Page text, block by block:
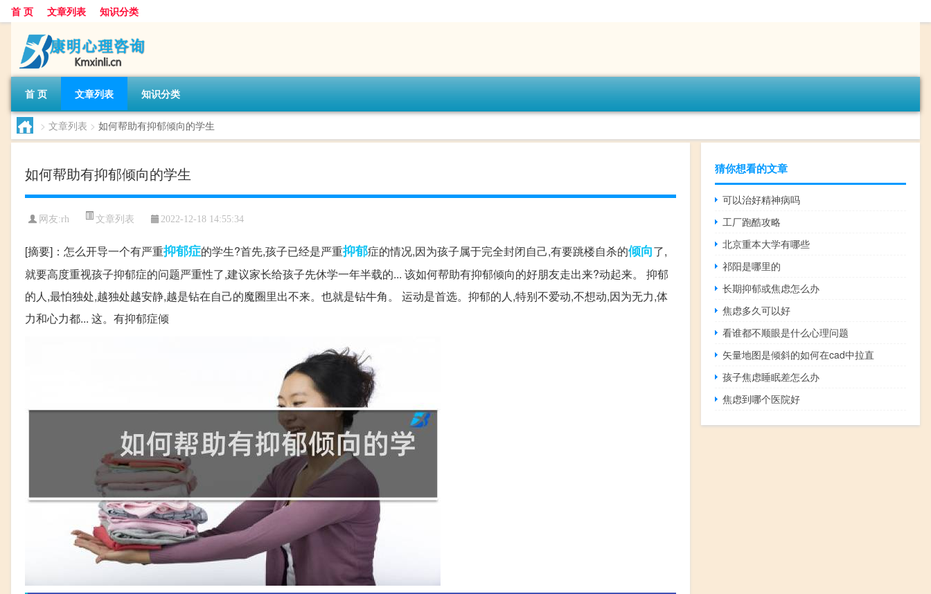
首 页 文章列表 知识分类
首 页 文章列表 知识分类
> 文章列表 > 如何帮助有抑郁倾向的学生
如何帮助有抑郁倾向的学生
网友:rh 文章列表 2022-12-18 14:55:34
[摘要]：怎么开导一个有严重抑郁症的学生?首先,孩子已经是严重抑郁症的情况,因为孩子属于完全封闭自己,有要跳楼自杀的倾向了,
就要高度重视孩子抑郁症的问题严重性了,建议家长给孩子先休学一年半载的... 该如何帮助有抑郁倾向的好朋友走出来?动起来。 抑郁
的人,最怕独处,越独处越安静,越是钻在自己的魔圈里出不来。也就是钻牛角。 运动是首选。抑郁的人,特别不爱动,不想动,因为无力,体
力和心力都... 这。有抑郁症倾
猜你想看的文章
可以治好精神病吗
工厂跑酷攻略
北京重本大学有哪些
祁阳是哪里的
长期抑郁或焦虑怎么办
焦虑多久可以好
看谁都不顺眼是什么心理问题
矢量地图是倾斜的如何在cad中拉直
孩子焦虑睡眠差怎么办
焦虑到哪个医院好